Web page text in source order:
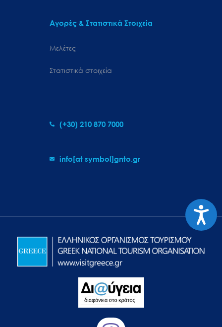
Αγορές & Στατιστικά Στοιχεία
Μελέτες
Στατιστικά στοιχεία
(+30) 210 870 7000
info[at symbol]gnto.gr